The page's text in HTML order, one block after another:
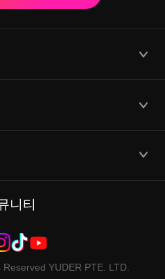
니티
YUDER PTE. LTD.